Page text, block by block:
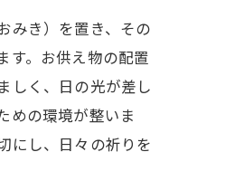
みき）を置き、その
す。お供え物の配置
しく、日の光が差し
めの環境が整いま
にし、日々の祈りを